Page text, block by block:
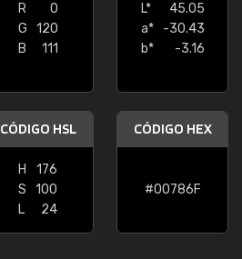
R
0
G
120
B
111
L*
45.05
a*
-30.43
b*
-3.16
CÓDIGO HSL
H
176
S
100
L
24
CÓDIGO HEX
#00786F